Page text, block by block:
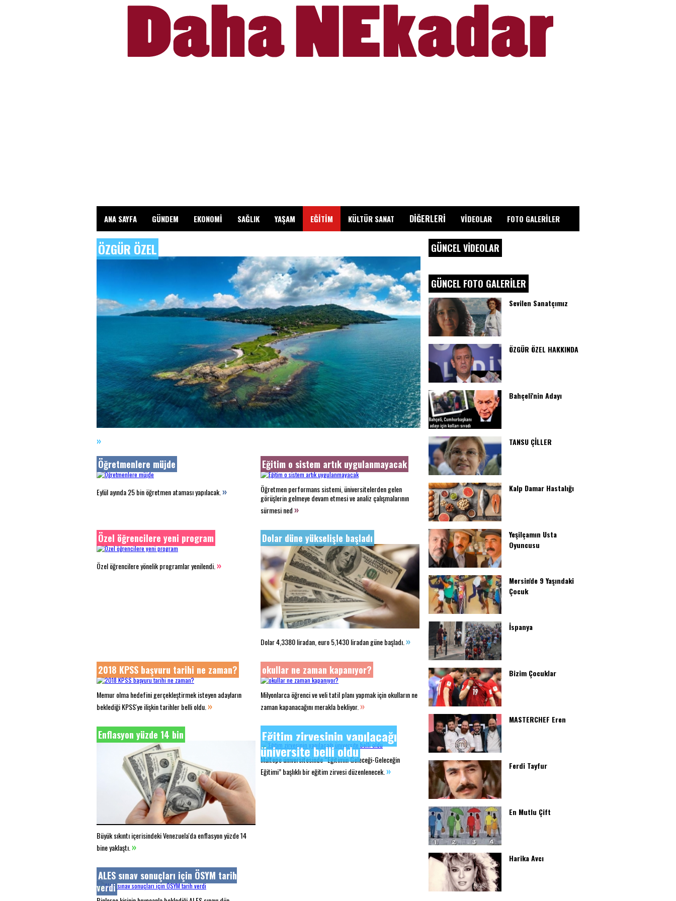
ANA SAYFA GÜNDEM EKONOMİ SAĞLIK YAŞAM EĞİTİM KÜLTÜR SANAT DİĞERLERİ VİDEOLAR FOTO GALERİLER
ÖZGÜR ÖZEL
»
Öğretmenlere müjde
Eylül ayında 25 bin öğretmen ataması yapılacak. »
Eğitim o sistem artık uygulanmayacak
Öğretmen performans sistemi, üniversitelerden gelen
görüşlerin gelmeye devam etmesi ve analiz çalışmalarının
sürmesi ned »
Özel öğrencilere yeni program
Özel öğrencilere yönelik programlar yenilendi. »
Dolar düne yükselişle başladı
Dolar 4,3380 liradan, euro 5,1430 liradan güne başladı. »
2018 KPSS başvuru tarihi ne zaman?
Memur olma hedefini gerçekleştirmek isteyen adayların
beklediği KPSS'ye ilişkin tarihler belli oldu. »
okullar ne zaman kapanıyor?
Milyonlarca öğrenci ve veli tatil planı yapmak için okulların ne
zaman kapanacağını merakla bekliyor. »
Enflasyon yüzde 14 bin
Büyük sıkıntı içerisindeki Venezuela'da enflasyon yüzde 14
bine yaklaştı. »
Eğitim zirvesinin yapılacağı
üniversite belli oldu
Maltepe üniversitesinde “Eğitimin Geleceği-Geleceğin
Eğitimi” başlıklı bir eğitim zirvesi düzenlenecek. »
ALES sınav sonuçları için ÖSYM tarih
verdi
GÜNCEL VİDEOLAR
GÜNCEL FOTO GALERİLER
Sevilen Sanatçımız
ÖZGÜR ÖZEL HAKKINDA
Bahçeli'nin Adayı
TANSU ÇİLLER
Kalp Damar Hastalığı
Yeşilçamın Usta
Oyuncusu
Mersin'de 9 Yaşındaki
Çocuk
İspanya
Bizim Çocuklar
MASTERCHEF Eren
Ferdi Tayfur
En Mutlu Çift
Harika Avcı